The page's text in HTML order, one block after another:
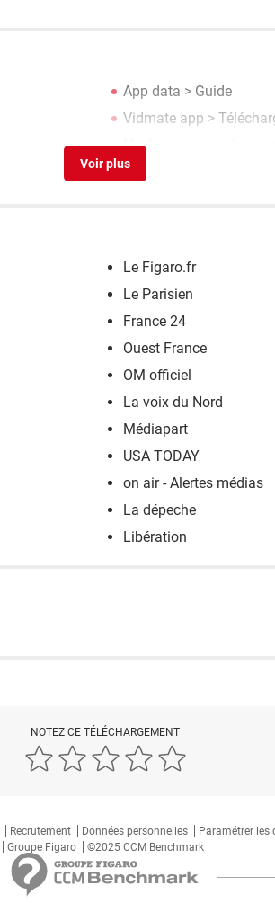
App data > Guide
Vidmate app >
Nvidia app ne se lance
Le Figaro.fr
Le Parisien
France 24
Ouest France
OM officiel
La voix du Nord
Médiapart
USA TODAY
on air - Alertes médias
La dépeche
Libération
NOTEZ CE TÉLÉCHARGEMENT
Recrutement Données personnelles Paramétrer les
Groupe Figaro
©2025 CCM Benchmark